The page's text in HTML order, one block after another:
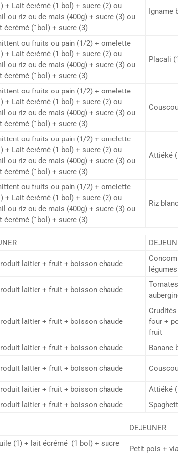
+ Lait écrémé (1 bol) + sucre (2) ou
ou riz ou de mais (400g) + sucre (3) ou
écrémé (1bol) + sucre (3)
Igname
ou fruits ou pain (1/2) + omelette
+ Lait écrémé (1 bol) + sucre (2) ou
ou riz ou de mais (400g) + sucre (3) ou
écrémé (1bol) + sucre (3)
Placali
ou fruits ou pain (1/2) + omelette
+ Lait écrémé (1 bol) + sucre (2) ou
ou riz ou de mais (400g) + sucre (3) ou
écrémé (1bol) + sucre (3)
ou fruits ou pain (1/2) + omelette
+ Lait écrémé (1 bol) + sucre (2) ou
ou riz ou de mais (400g) + sucre (3) ou
écrémé (1bol) + sucre (3)
Attiéké
ou fruits ou pain (1/2) + omelette
+ Lait écrémé (1 bol) + sucre (2) ou
ou riz ou de mais (400g) + sucre (3) ou
écrémé (1bol) + sucre (3)
Riz
laitier + fruit + boisson chaude
laitier + fruit + boisson chaude
laitier + fruit + boisson chaude
four +
fruit
laitier + fruit + boisson chaude Banane
laitier + fruit + boisson chaude
laitier + fruit + boisson chaude Attiéké
laitier + fruit + boisson chaude
DEJEUNER
(1) + lait écrémé (1 bol) + sucre
Petit pois +